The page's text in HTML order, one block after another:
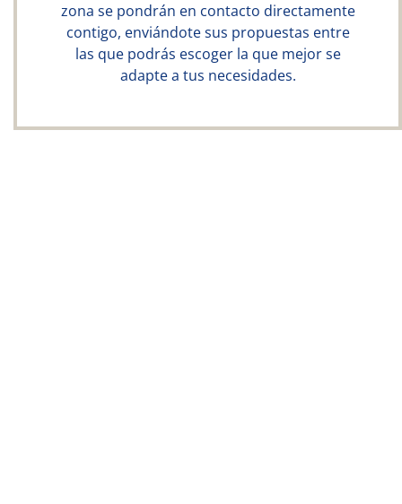
zona se pondrán en contacto directamente
contigo, enviándote sus propuestas entre
las que podrás escoger la que mejor se
adapte a tus necesidades.